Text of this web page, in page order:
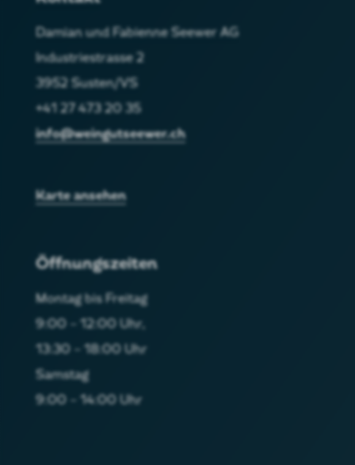
Damian und Fabienne Seewer AG
Industriestrasse 2
3952 Susten/VS
+41 27 473 20 35
info@weingutseewer.ch
Karte ansehen
Öffnungszeiten
Montag bis Freitag
9:00 – 12:00 Uhr,
13:30 – 18:00 Uhr
Samstag
9:00 – 14:00 Uhr